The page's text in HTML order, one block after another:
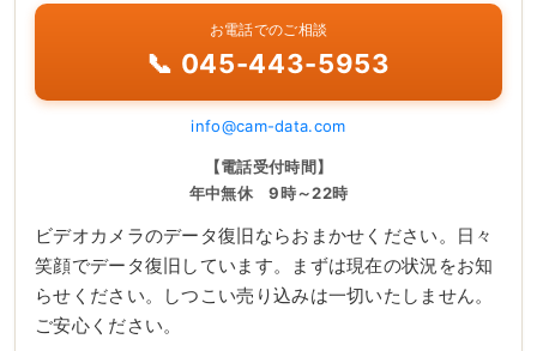
お電話でのご相談
📞 045-443-5953
info@cam-data.com
【電話受付時間】
年中無休 9時～22時
ビデオカメラのデータ復旧ならおまかせください。日々
笑顔でデータ復旧しています。まずは現在の状況をお知
らせください。しつこい売り込みは一切いたしません。
ご安心ください。